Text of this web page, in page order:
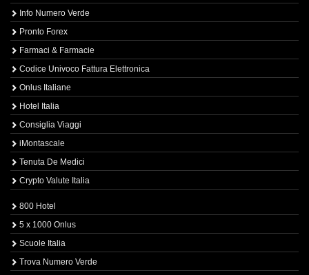
Info Numero Verde
Pronto Forex
Farmaci & Farmacie
Codice Univoco Fattura Elettronica
Onlus Italiane
Hotel Italia
Consiglia Viaggi
iMontascale
Tenuta De Medici
Crypto Valute Italia
800 Hotel
5 x 1000 Onlus
Scuole Italia
Trova Numero Verde